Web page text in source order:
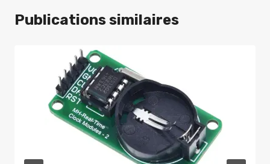
Publications similaires